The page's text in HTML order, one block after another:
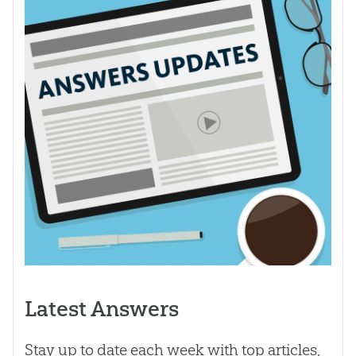
Latest Answers
Stay up to date each week with top articles,